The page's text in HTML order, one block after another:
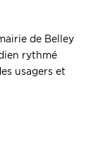
de Belley
rythmé
usagers et